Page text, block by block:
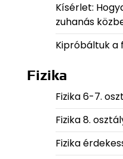
Kísérlet:
zuhanás
Kipróbáltuk a
Fizika
Fizika 6-7.
Fizika 8.
Fizika